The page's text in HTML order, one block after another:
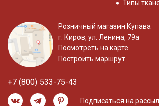
Типы
Розничный магазин Купава
г. Киров, ул. Ленина, 79а
Посмотреть на карте
Построить маршрут
+7 (800) 533-75-43
Подписаться на